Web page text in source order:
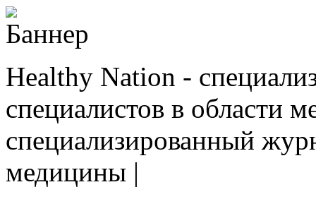
Healthy Nation -
специалистов в области
cпециализированный
медицины |